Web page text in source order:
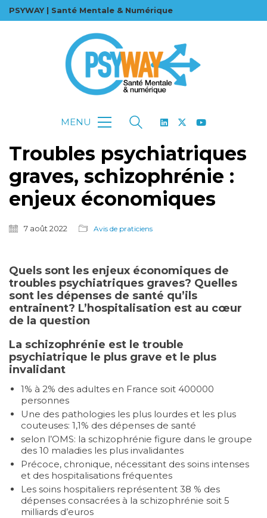
PSYWAY | Santé Mentale & Numérique
MENU
Troubles psychiatriques
graves, schizophrénie :
enjeux économiques
7 août 2022 Avis de praticiens
Quels sont les enjeux économiques de
troubles psychiatriques graves? Quelles
sont les dépenses de santé qu’ils
entrainent? L’hospitalisation est au cœur
de la question
La schizophrénie est le trouble
psychiatrique le plus grave et le plus
invalidant
1% à 2% des adultes en France soit 400000
personnes
Une des pathologies les plus lourdes et les plus
couteuses: 1,1% des dépenses de santé
selon l’OMS: la schizophrénie figure dans le groupe
des 10 maladies les plus invalidantes
Précoce, chronique, nécessitant des soins intenses
et des hospitalisations fréquentes
Les soins hospitaliers représentent 38 % des
dépenses consacrées à la schizophrénie soit 5
milliards d’euros